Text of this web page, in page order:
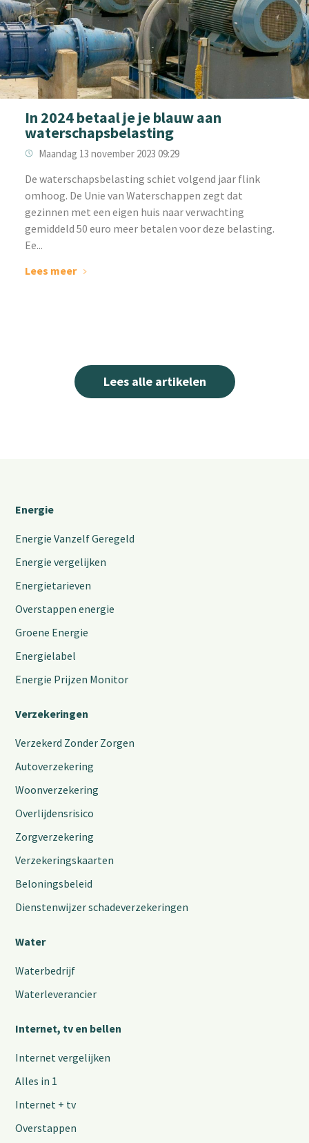
In 2024 betaal je je blauw aan
waterschapsbelasting
Maandag 13 november 2023 09:29
‌De waterschapsbelasting schiet volgend jaar flink
omhoog. De Unie van Waterschappen zegt dat
gezinnen met een eigen huis naar verwachting
gemiddeld 50 euro meer betalen voor deze belasting.
Ee...
Lees meer
Lees alle artikelen
Energie
Energie Vanzelf Geregeld
Energie vergelijken
Energietarieven
Overstappen energie
Groene Energie
Energielabel
Energie Prijzen Monitor
Verzekeringen
Verzekerd Zonder Zorgen
Autoverzekering
Woonverzekering
Overlijdensrisico
Zorgverzekering
Verzekeringskaarten
Beloningsbeleid
Dienstenwijzer schadeverzekeringen
Water
Waterbedrijf
Waterleverancier
Internet, tv en bellen
Internet vergelijken
Alles in 1
Internet + tv
Overstappen